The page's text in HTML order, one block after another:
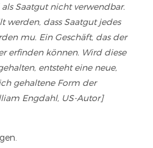
Saatgut nicht verwendbar.
werden, dass Saatgut jedes
mu. Ein Geschäft, das der
erfinden können. Wird diese
entsteht eine neue,
gehaltene Form der
Engdahl, US-Autor]